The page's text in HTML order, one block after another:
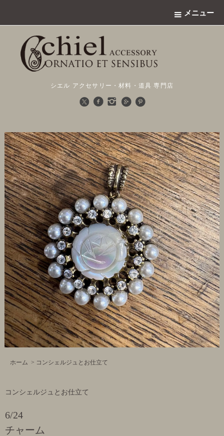
メニュー
シエル アクセサリー・材料・道具 専門店
ホーム > コンシェルジュとお仕立て
コンシェルジュとお仕立て
6/24
チャーム